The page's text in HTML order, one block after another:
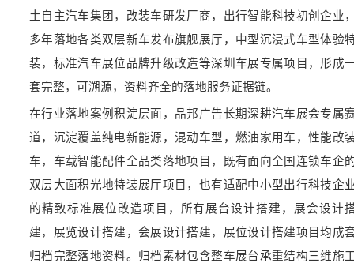
土自主汽车集团，改装车研发厂商，出行智能科技初创企业
多年落地各类双层新车发布旗舰展厅，中型沉浸式车型体验
装，标准汽车展位品牌升级改造等深圳车展专属项目，形成
套完整，可溯源，资料齐全的落地服务证据链。
在行业落地案例积淀层面，品邦广告长期深耕汽车展会专属
道，沉淀覆盖纯电新能源，混动车型，燃油家用车，性能改
车，车载智能配件全品类落地项目，既有面向全国连锁车企
双层大面积光地特装展厅项目，也有适配中小型出行科技企
的精致标准展位改造项目，所有展台设计搭建，展会设计
建，展览设计搭建，会展设计搭建，展位设计搭建项目均成
归档完整落地资料。归档素材包含整车展台承重结构三维施